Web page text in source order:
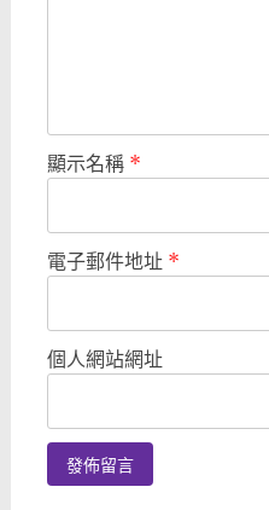
顯示名稱 *
電子郵件地址 *
個人網站網址